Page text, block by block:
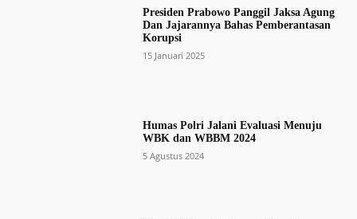
Presiden Prabowo Panggil Jaksa Agung
Dan Jajarannya Bahas Pemberantasan
Korupsi
15 Januari 2025
Humas Polri Jalani Evaluasi Menuju
WBK dan WBBM 2024
5 Agustus 2024